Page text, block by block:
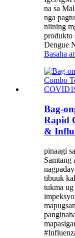
na sa
nga
niining
produkto
Dengue
Basaha
Bag-
Rapid
&
pinaagi
Samtang
tibuuk
tukma ug